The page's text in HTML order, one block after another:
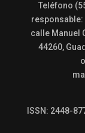
Teléfono
calle Manuel
44260,
ISSN: 2448-